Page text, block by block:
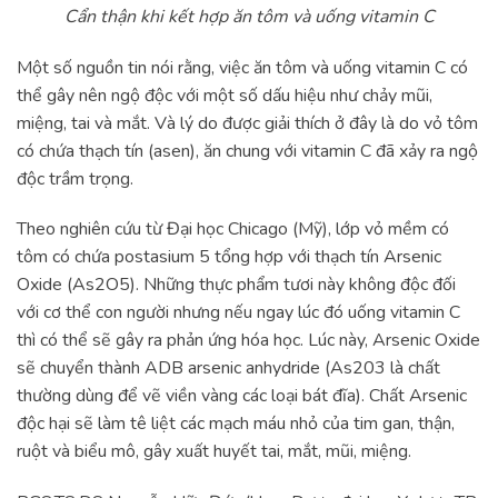
Cẩn thận khi kết hợp ăn tôm và uống vitamin C
Một số nguồn tin nói rằng, việc ăn tôm và uống vitamin C có
thể gây nên ngộ độc với một số dấu hiệu như chảy mũi,
miệng, tai và mắt. Và lý do được giải thích ở đây là do vỏ tôm
có chứa thạch tín (asen), ăn chung với vitamin C đã xảy ra ngộ
độc trầm trọng.
Theo nghiên cứu từ Đại học Chicago (Mỹ), lớp vỏ mềm có
tôm có chứa postasium 5 tổng hợp với thạch tín Arsenic
Oxide (As2O5). Những thực phẩm tươi này không độc đối
với cơ thể con người nhưng nếu ngay lúc đó uống vitamin C
thì có thể sẽ gây ra phản ứng hóa học. Lúc này, Arsenic Oxide
sẽ chuyển thành ADB arsenic anhydride (As203 là chất
thường dùng để vẽ viền vàng các loại bát đĩa). Chất Arsenic
độc hại sẽ làm tê liệt các mạch máu nhỏ của tim gan, thận,
ruột và biểu mô, gây xuất huyết tai, mắt, mũi, miệng.